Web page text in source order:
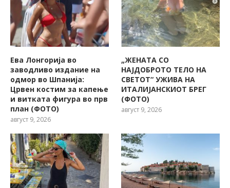
Ева Лонгорија во
заводливо издание на
одмор во Шпанија:
Црвен костим за капење
и витката фигура во прв
план (ФОТО)
август 9, 2026
„ЖЕНАТА СО
НАЈДОБРОТО ТЕЛО НА
СВЕТОТ“ УЖИВА НА
ИТАЛИЈАНСКИОТ БРЕГ
(ФОТО)
август 9, 2026